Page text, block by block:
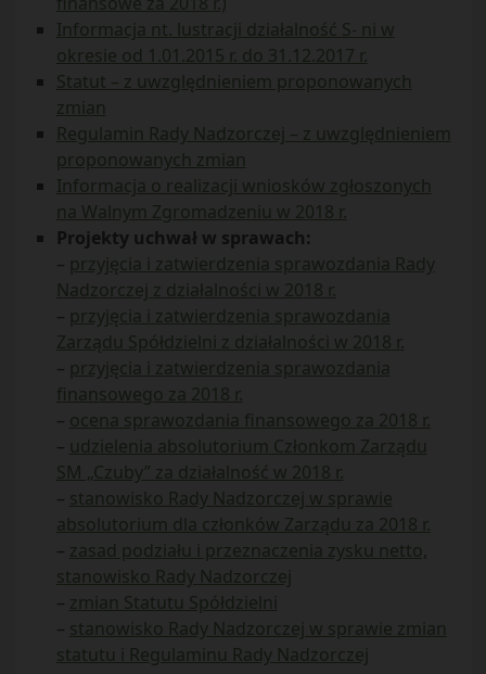
Informacja nt. lustracji działalność S- ni w
okresie od 1.01.2015 r. do 31.12.2017 r.
Statut – z uwzględnieniem proponowanych
zmian
Regulamin Rady Nadzorczej – z uwzględnieniem
proponowanych zmian
Informacja o realizacji wniosków zgłoszonych
na Walnym Zgromadzeniu w 2018 r.
Projekty uchwał w sprawach:
– przyjęcia i zatwierdzenia sprawozdania Rady
Nadzorczej z działalności w 2018 r.
– przyjęcia i zatwierdzenia sprawozdania
Zarządu Spółdzielni z działalności w 2018 r.
– przyjęcia i zatwierdzenia sprawozdania
finansowego za 2018 r.
– ocena sprawozdania finansowego za 2018 r.
– udzielenia absolutorium Członkom Zarządu
SM „Czuby” za działalność w 2018 r.
– stanowisko Rady Nadzorczej w sprawie
absolutorium dla członków Zarządu za 2018 r.
– zasad podziału i przeznaczenia zysku netto,
stanowisko Rady Nadzorczej
– zmian Statutu Spółdzielni
– stanowisko Rady Nadzorczej w sprawie zmian
statutu i Regulaminu Rady Nadzorczej